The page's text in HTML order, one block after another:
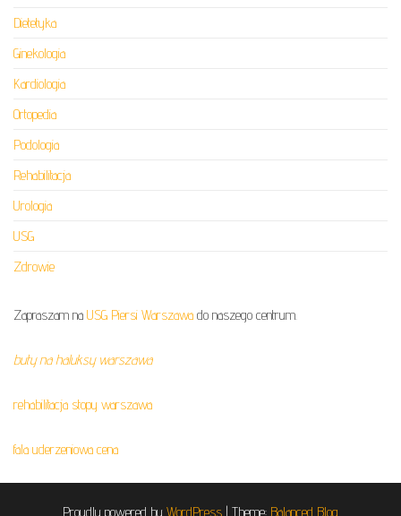
Dietetyka
Ginekologia
Kardiologia
Ortopedia
Podologia
Rehabilitacja
Urologia
USG
Zdrowie
Zapraszam na USG Piersi Warszawa do naszego centrum.
buty na haluksy warszawa
rehabilitacja stopy warszawa
fala uderzeniowa cena
Proudly powered by WordPress Theme: Balanced Blog